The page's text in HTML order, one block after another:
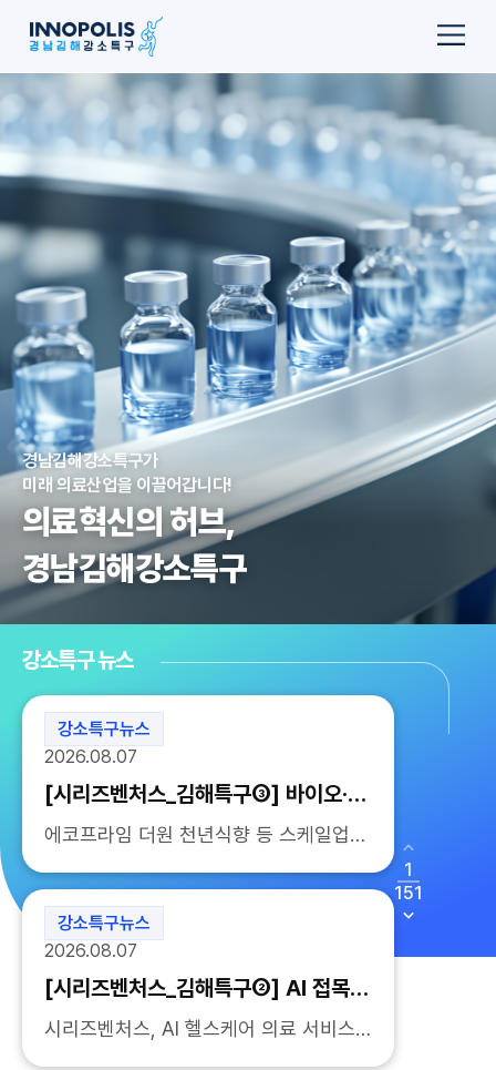
경남김해강소특구가
미래 의료산업을 이끌어갑니다!
의료혁신의 허브,
경남김해강소특구
강소특구 뉴스
강소특구뉴스
2026.08.07
[시리즈벤처스_김해특구③] 바이오·기
능소재 스타트업, 사업 확장·글로벌 시
에코프라임 더원 천년식향 등 스케일업
킨케어 대체단백질 기술 사업화 특히 이
번 사업에는 바이오 기능소재 기술을 기
반으로 제품 개발과 사업 확장...
강소특구뉴스
2026.08.07
[시리즈벤처스_김해특구②] AI 접목한
디지털 헬스케어 스타트업 키운다
시리즈벤처스, AI 헬스케어 의료 서비스
1
151